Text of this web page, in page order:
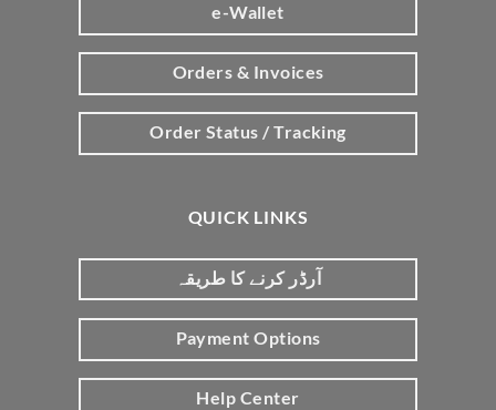
e-Wallet
Orders & Invoices
Order Status / Tracking
QUICK LINKS
آرڈر کرنے کا طریقہ
Payment Options
Help Center